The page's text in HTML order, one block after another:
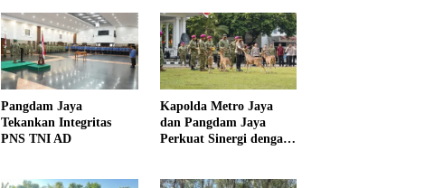
Pangdam Jaya
Tekankan Integritas
PNS TNI AD
Kapolda Metro Jaya
dan Pangdam Jaya
Perkuat Sinergi dengan